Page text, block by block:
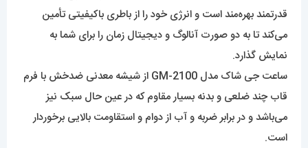
قدرتمند بهره‌مند است و انرژی خود را از باطری باکیفیتی تأمین
می‌کند تا به دو صورت آنالوگ و دیجیتال زمان را برای شما به
نمایش گذارد.
ساعت جی شاک مدل GM-2100 از شیشه معدنی ضدخش با فرم
قاب چند ضلعی و بدنه بسیار مقاوم که در عین حال سبک نیز
می‌باشد و در برابر ضربه و آب از دوام و استقاومت بالایی برخوردار
است.